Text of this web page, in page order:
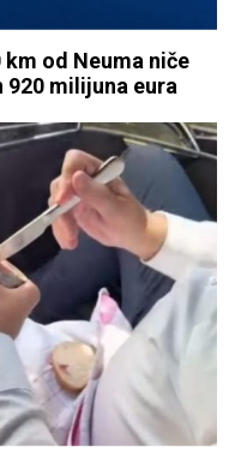
km od Neuma niče
milijuna eura